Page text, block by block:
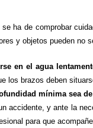
se ha de comprobar
y objetos pueden no
en el agua
los brazos deben
mínima sea
accidente, y ante la
para que